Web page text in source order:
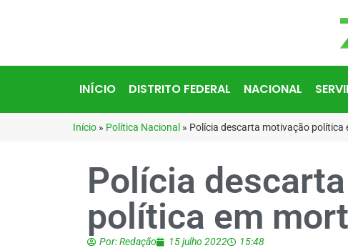
INÍCIO DISTRITO FEDERAL NACIONAL
Início » Política Nacional » Polícia descarta motivação política
Polícia
política em
Por:Redação 15 julho 2022 15:48